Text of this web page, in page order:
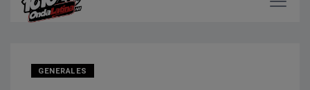
GENERALES